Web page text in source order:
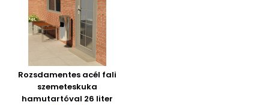
Rozsdamentes acél fali
szemeteskuka
hamutartóval 26 liter